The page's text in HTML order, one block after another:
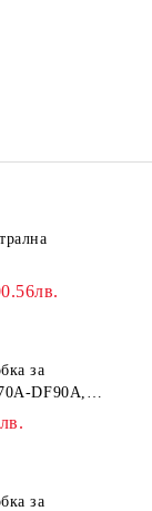
ден.
за
DF90A,
10038
за